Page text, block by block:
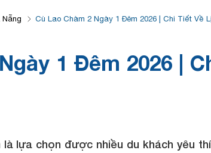
Nẵng Cù Lao Chàm 2 Ngày 1 Đêm 2026 | Chi Tiết Về
1 Đêm 2026 |
là lựa chọn được nhiều du khách yêu